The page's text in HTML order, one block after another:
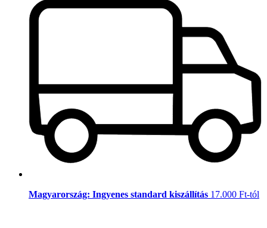
Magyarország: Ingyenes standard kiszállítás 17.000 Ft-tól